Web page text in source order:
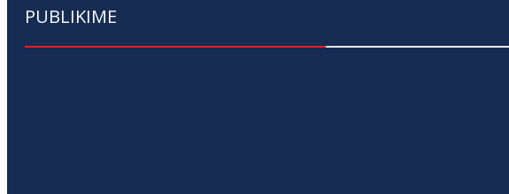
PUBLIKIME